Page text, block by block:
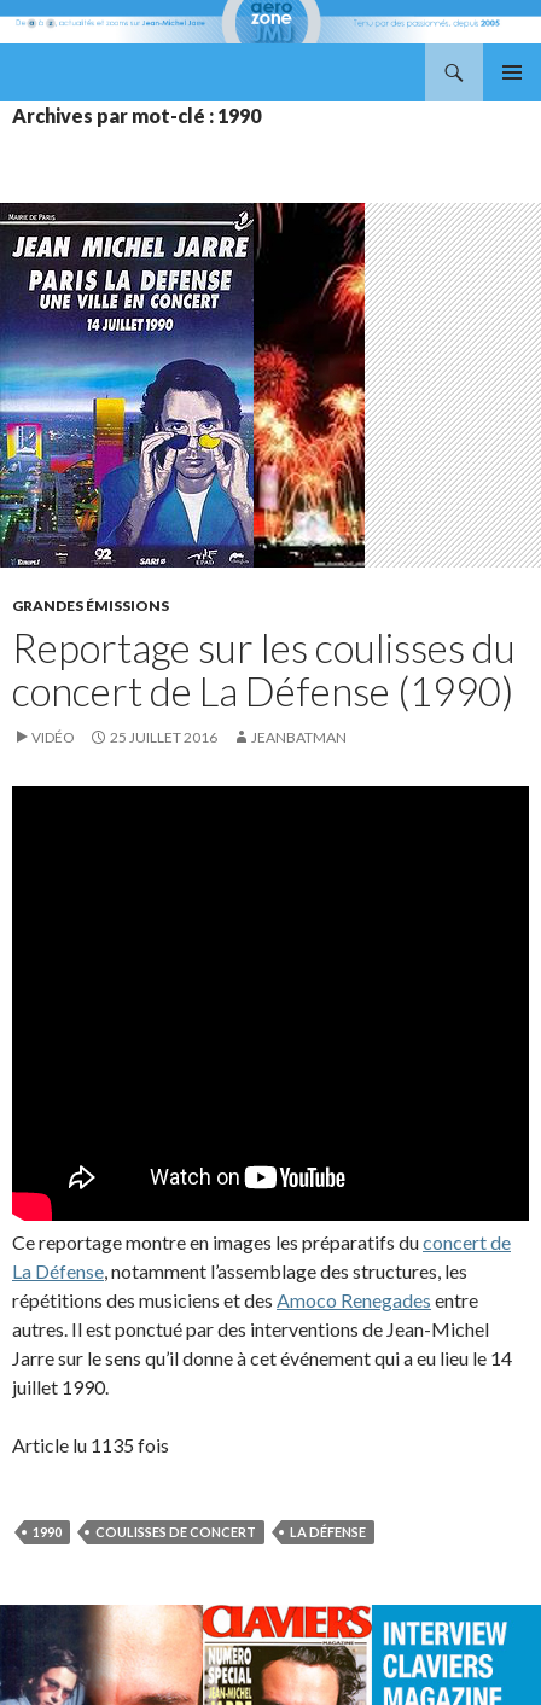
AU
Archives par mot-clé : 1990
GRANDES ÉMISSIONS
Reportage sur les coulisses du
concert de La Défense (1990)
VIDÉO 25 JUILLET 2016 JEANBATMAN
Ce reportage montre en images les préparatifs duconcert de
La Défense, notamment l’assemblage des structures, les
répétitions des musiciens et des Amoco Renegades entre
autres. Il est ponctué par des interventions de Jean-Michel
Jarre sur le sens qu’il donne à cet événement qui a eu lieu le 14
juillet 1990.
Article lu 1135 fois
1990 COULISSES DE CONCERT LA DÉFENSE